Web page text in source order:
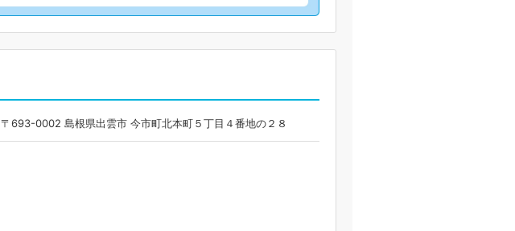
〒693-0002 島根県出雲市 今市町北本町５丁目４番地の２８